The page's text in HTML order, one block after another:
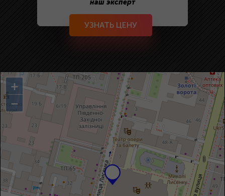
наш эксперт
УЗНАТЬ ЦЕНУ
+
−